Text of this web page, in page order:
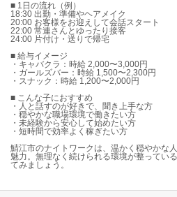
■ 1日の流れ（例）
18:30 出勤・準備やヘアメイク
20:00 お客様をお迎えして会話スタート
22:00 常連さんとゆったり接客
24:00 片付け・送りで帰宅
■ 給与イメージ
・キャバクラ：時給 2,000〜3,000円
・ガールズバー：時給 1,500〜2,300円
・スナック：時給 1,200〜2,000円
■ こんな子におすすめ
・人と話すのが好きで、聞き上手な方
・穏やかな職場環境で働きたい方
・未経験から安心して始めたい方
・短時間で効率よく稼ぎたい方
鯖江市のナイトワークは、温かく穏やかな
魅力。無理なく続けられる環境が整ってい
てみましょう。